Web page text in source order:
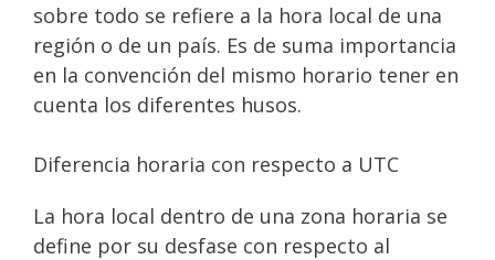
sobre todo se refiere a la hora local de una
región o de un país. Es de suma importancia
en la convención del mismo horario tener en
cuenta los diferentes husos.
Diferencia horaria con respecto a UTC
La hora local dentro de una zona horaria se
define por su desfase con respecto al